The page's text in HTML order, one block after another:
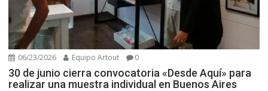
06/23/2026 Equipo Artout 0
30 de junio cierra convocatoria «Desde Aquí» para
realizar una muestra individual en Buenos Aires